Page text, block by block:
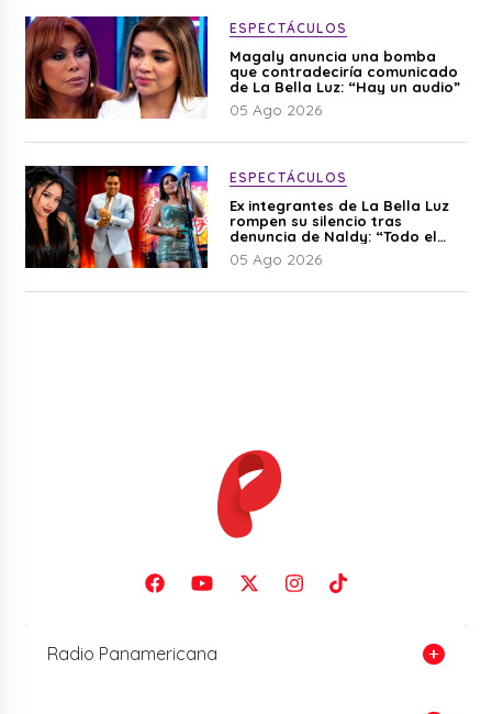
ESPECTÁCULOS
Magaly anuncia una bomba
que contradeciría comunicado
de La Bella Luz: “Hay un audio”
05 Ago 2026
ESPECTÁCULOS
Ex integrantes de La Bella Luz
rompen su silencio tras
denuncia de Naldy: “Todo el
mundo lo sabía”
05 Ago 2026
Radio Panamericana